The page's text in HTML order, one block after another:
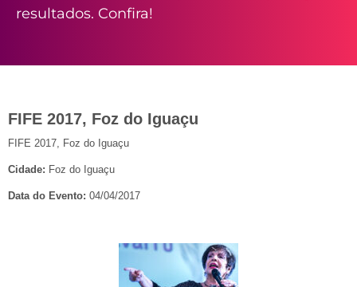
resultados. Confira!
FIFE 2017, Foz do Iguaçu
FIFE 2017, Foz do Iguaçu
Cidade: Foz do Iguaçu
Data do Evento: 04/04/2017